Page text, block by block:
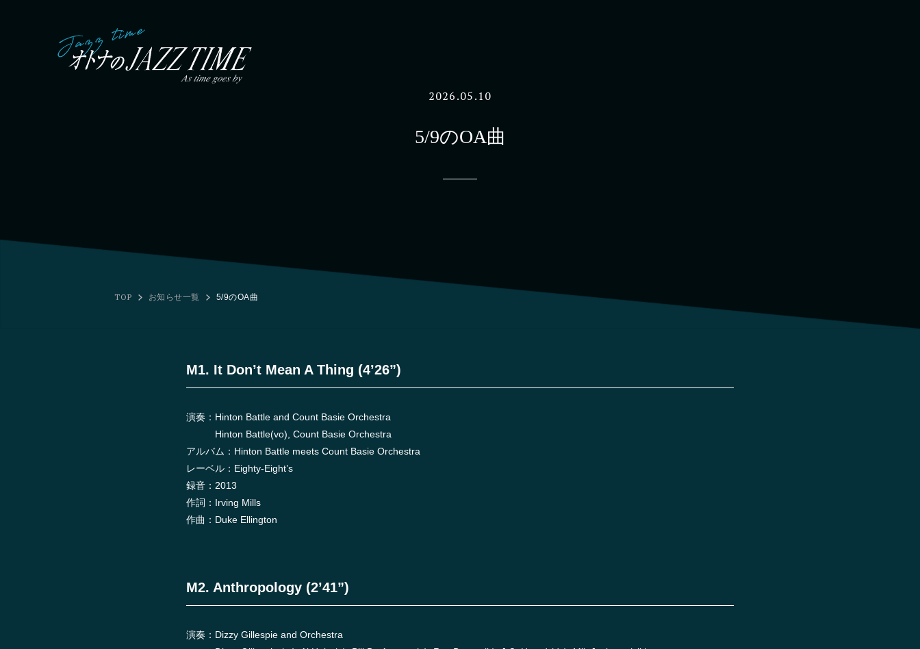
5/9のOA曲
TOP お知らせ一覧 5/9のOA曲
M1. It Don’t Mean A Thing (4’26”)
演奏：Hinton Battle and Count Basie Orchestra
Hinton Battle(vo), Count Basie Orchestra
アルバム：Hinton Battle meets Count Basie Orchestra
レーベル：Eighty-Eight’s
録音：2013
作詞：Irving Mills
作曲：Duke Ellington
M2. Anthropology (2’41”)
演奏：Dizzy Gillespie and Orchestra